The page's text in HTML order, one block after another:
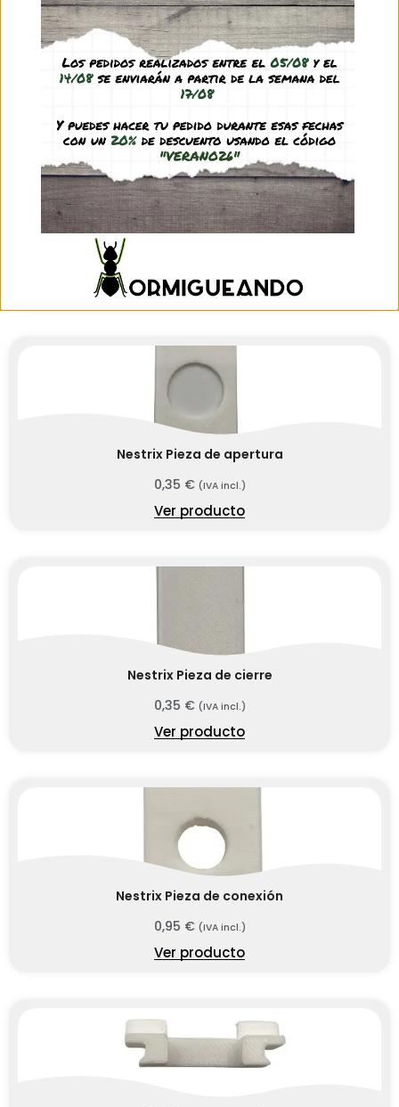
Nestrix HYDRA
14,95€ (IVA incl.)
Ver producto
Nestrix ONE
Ver producto
Nestrix Pieza de apertura
0,35 € (IVA incl.)
Ver producto
Nestrix Pieza de cierre
0,35 € (IVA incl.)
Ver producto
Nestrix Pieza de conexión
0,95 € (IVA incl.)
Ver producto